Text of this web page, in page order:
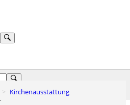
Kirchenausstattung